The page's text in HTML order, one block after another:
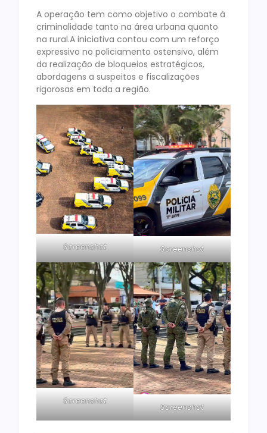
A operação tem como objetivo o combate à
criminalidade tanto na área urbana quanto
na rural.A iniciativa contou com um reforço
expressivo no policiamento ostensivo, além
da realização de bloqueios estratégicos,
abordagens a suspeitos e fiscalizações
rigorosas em toda a região.
Screenshot Screenshot
Screenshot
Screenshot